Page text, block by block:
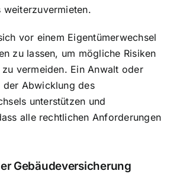
weiterzuvermieten.
vor einem Eigentümerwechsel
zu lassen, um mögliche Risiken
vermeiden. Ein Anwalt oder
der Abwicklung des
unterstützen und
alle rechtlichen Anforderungen
Gebäudeversicherung